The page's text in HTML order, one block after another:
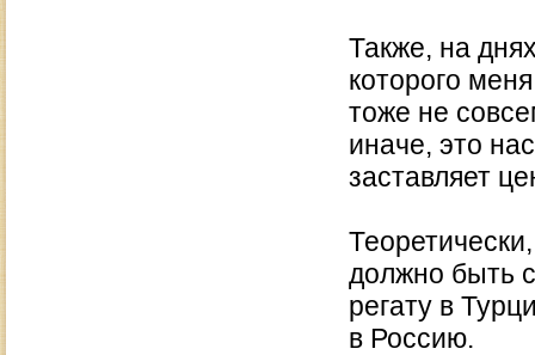
Также, на
которого
тоже не
иначе, это
заставляет
должно быть
регату в
в Россию.